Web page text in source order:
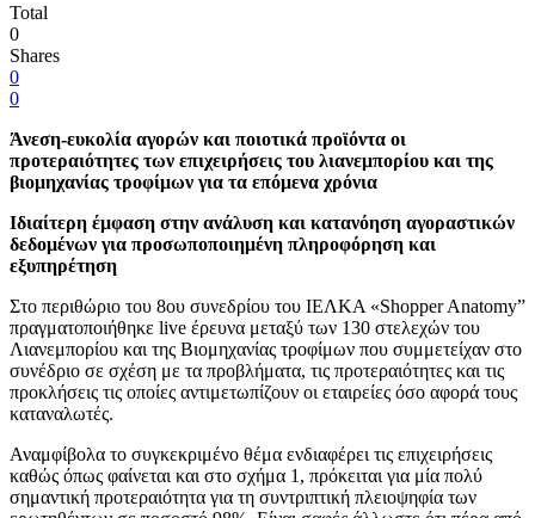
Total
0
Shares
0
0
Άνεση-ευκολία αγορών και ποιοτικά προϊόντα οι
προτεραιότητες των επιχειρήσεις του λιανεμπορίου και της
βιομηχανίας τροφίμων για τα επόμενα χρόνια
Ιδιαίτερη έμφαση στην ανάλυση και κατανόηση αγοραστικών
δεδομένων για προσωποποιημένη πληροφόρηση και
εξυπηρέτηση
Στο περιθώριο του 8ου συνεδρίου του ΙΕΛΚΑ «Shopper Anatomy”
πραγματοποιήθηκε live έρευνα μεταξύ των 130 στελεχών του
Λιανεμπορίου και της Βιομηχανίας τροφίμων που συμμετείχαν στο
συνέδριο σε σχέση με τα προβλήματα, τις προτεραιότητες και τις
προκλήσεις τις οποίες αντιμετωπίζουν οι εταιρείες όσο αφορά τους
καταναλωτές.
Αναμφίβολα το συγκεκριμένο θέμα ενδιαφέρει τις επιχειρήσεις
καθώς όπως φαίνεται και στο σχήμα 1, πρόκειται για μία πολύ
σημαντική προτεραιότητα για τη συντριπτική πλειοψηφία των